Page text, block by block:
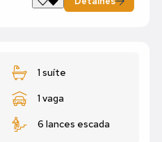
1 suíte
1 vaga
6 lances escada